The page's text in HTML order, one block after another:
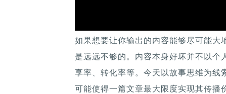
如果想要让你输出的内容能够尽可能大
是远远不够的。内容本身好坏并不以个
享率、转化率等。今天以故事思维为线
可能使得一篇文章最大限度实现其传播